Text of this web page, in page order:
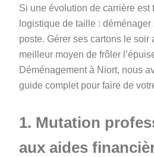
Si une évolution de carrière est
logistique de taille :
poste. Gérer ses cartons le
meilleur moyen de frôler
Déménagement à Niort, nous
guide complet pour faire de
1. Mutation
aux aides